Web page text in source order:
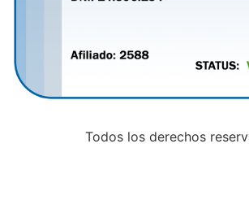
Todos los derechos